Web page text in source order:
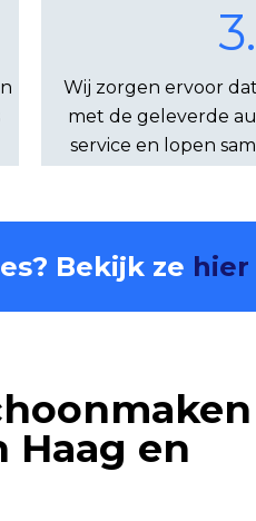
3.
Wij zorgen ervoor
met de geleverde
service en lopen
Bekijk ze hier
Haag en